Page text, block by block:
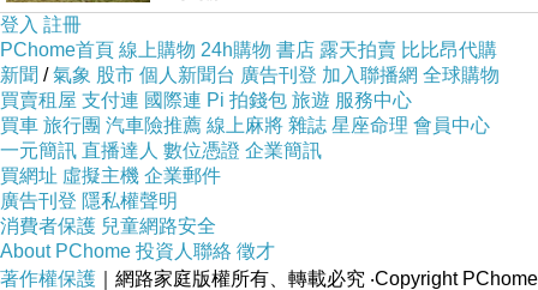
登入 註冊
PChome首頁 線上購物 24h購物 書店 露天拍賣 比比昂代購
新聞 /氣象 股市 個人新聞台 廣告刊登 加入聯播網 全球購物
買賣租屋 支付連 國際連 Pi 拍錢包 旅遊 服務中心
買車 旅行團 汽車險推薦 線上麻將 雜誌 星座命理 會員中心
一元簡訊 直播達人 數位憑證 企業簡訊
買網址 虛擬主機 企業郵件
廣告刊登 隱私權聲明
消費者保護 兒童網路安全
About PChome 投資人聯絡 徵才
著作權保護 ｜網路家庭版權所有、轉載必究 ‧Copyright PChome